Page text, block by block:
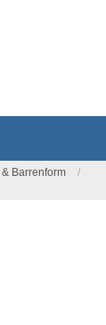
Barrenform